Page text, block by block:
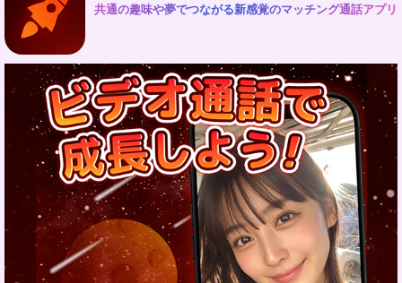
共通の趣味や夢でつながる新感覚のマッチング通話アプリ